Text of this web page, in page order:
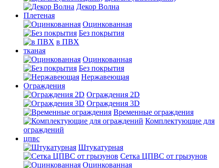
Декор Волна
Плетеная
Оцинкованная
Без покрытия
в ПВХ
тканая
Оцинкованная
Без покрытия
Нержавеющая
Ограждения
Ограждения 2D
Ограждения 3D
Временные ограждения
Комплектующие для
ограждений
цпвс
Штукатурная
Сетка ЦПВС от грызунов
Оцинкованная